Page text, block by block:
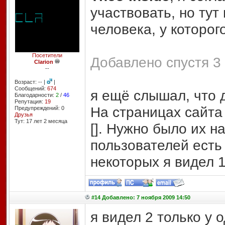
Посетители
Clarion
--
Возраст: -- |
|
Сообщений: 674
Благодарности: 2/ 46
Репутация: 19
Предупреждений: 0
Друзья
Тут: 17 лет 2 месяцa
участвовать, но
человека, у
Добавлено спустя
я ещё слышал, что
На страницах
[]. Нужно было их
пользователей
некоторых я видел
#14 Добавлено: 7 ноября 2009 14:50
я видел 2 только у